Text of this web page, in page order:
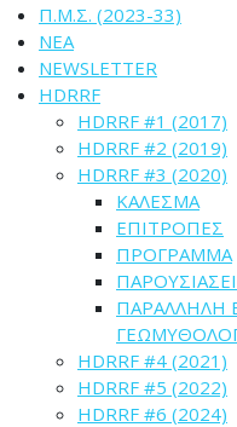
Π.Μ.Σ. (2023-33)
ΝΕΑ
NEWSLETTER
HDRRF
HDRRF #1 (2017)
HDRRF #2 (2019)
HDRRF #3 (2020)
ΚΑΛΕΣΜΑ
ΕΠΙΤΡΟΠΕΣ
ΠΡΟΓΡΑΜΜΑ
ΠΑΡΑΛΛΗΛΗ
HDRRF #4 (2021)
HDRRF #5 (2022)
HDRRF #6 (2024)